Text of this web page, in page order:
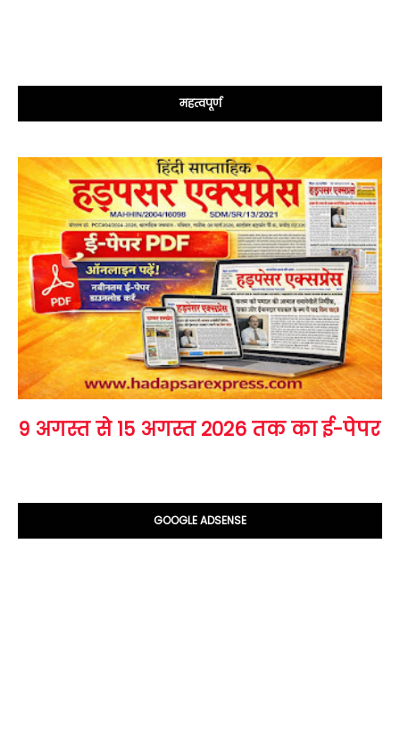
महत्वपूर्ण
9 अगस्त से 15 अगस्त 2026 तक का ई-पेपर
GOOGLE ADSENSE